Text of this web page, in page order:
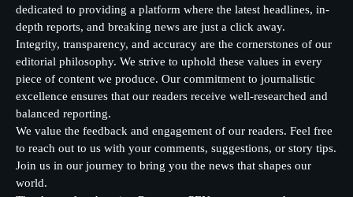
dedicated to providing a platform where the latest headlines, in-
depth reports, and breaking news are just a click away.
Integrity, transparency, and accuracy are the cornerstones of our
editorial philosophy. We strive to uphold these values in every
piece of content we produce. Our commitment to journalistic
excellence ensures that our readers receive well-researched and
balanced reporting.
We value the feedback and engagement of our readers. Feel free
to reach out to us with your comments, suggestions, or story tips.
Join us in our journey to bring you the news that shapes our
world.